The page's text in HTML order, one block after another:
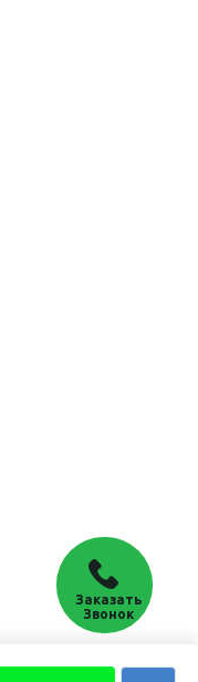
Заказать
Звонок